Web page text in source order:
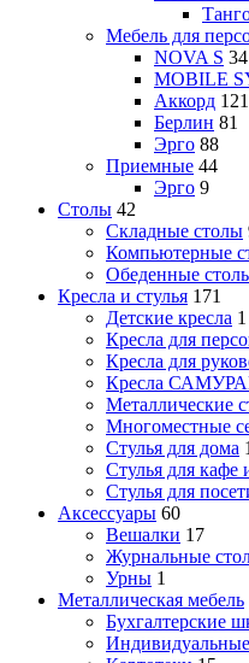
Мебель для
NOVA S 34
MOBILE
Аккорд 121
Берлин 81
Эрго 88
Приемные 44
Эрго 9
Столы 42
Складные столы
Компьютерные
Обеденные
Кресла и стулья 171
Детские кресла 1
Кресла для
Кресла для
Кресла
Металлические
Многоместные
Стулья для дома
Стулья для кафе
Стулья для
Аксессуары 60
Вешалки 17
Журнальные
Урны 1
Металлическая мебель
Бухгалтерские